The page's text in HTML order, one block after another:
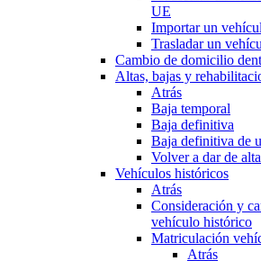
UE
Importar un
Trasladar un
Cambio de domicilio
Altas, bajas y
Atrás
Baja temporal
Baja definitiva
Baja definitiva de
Volver a dar de
Vehículos históricos
Atrás
Consideración y
vehículo histórico
Matriculación
Atrás